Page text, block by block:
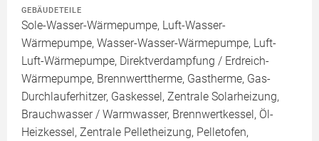
GEBÄUDETEILE
Sole-Wasser-Wärmepumpe, Luft-Wasser-
Wärmepumpe, Wasser-Wasser-Wärmepumpe, Luft-
Luft-Wärmepumpe, Direktverdampfung / Erdreich-
Wärmepumpe, Brennwerttherme, Gastherme, Gas-
Durchlauferhitzer, Gaskessel, Zentrale Solarheizung,
Brauchwasser / Warmwasser, Brennwertkessel, Öl-
Heizkessel, Zentrale Pelletheizung, Pelletofen,